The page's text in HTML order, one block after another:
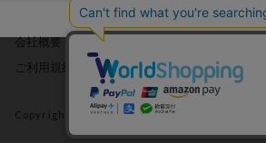
会社概要
ご利用規約
Copyright(C) P&M co.,ltd All Rights Reserved.